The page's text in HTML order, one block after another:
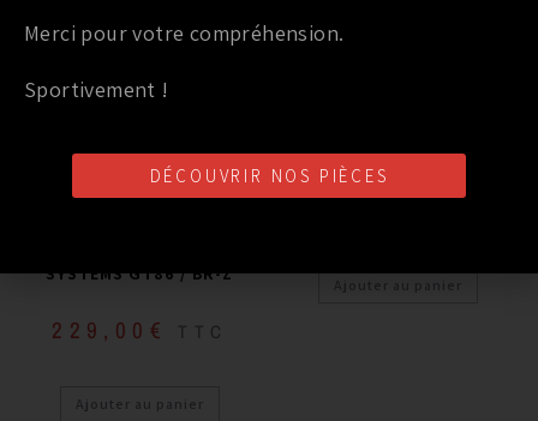
SYSTEMS GT86 / BR-Z
229,00 € TTC
Ajouter au panier
MILLTEK AUDI TT
Ajouter au panier
Merci pour votre compréhension.
Sportivement !
DÉCOUVRIR NOS PIÈCES